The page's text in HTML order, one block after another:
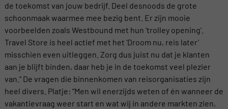
de toekomst van jouw bedrijf. Deel desnoods de grote
schoonmaak waarmee mee bezig bent. Er zijn mooie
voorbeelden zoals Westbound met hun ‘trolley opening’.
Travel Store is heel actief met het ‘Droom nu, reis later’
misschien even uitleggen. Zorg dus juist nu dat je klanten
aan je blijft binden, daar heb je in de toekomst veel plezier
van.” De vragen die binnenkomen van reisorganisaties zijn
heel divers. Platje: “Men wil enerzijds weten of én wanneer de
vakantievraag weer start en wat wij in andere markten zien,